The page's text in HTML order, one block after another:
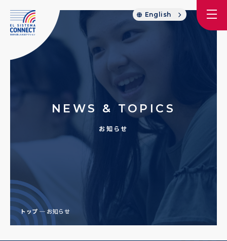
English
NEWS & TOPICS
お知らせ
トップ お知らせ